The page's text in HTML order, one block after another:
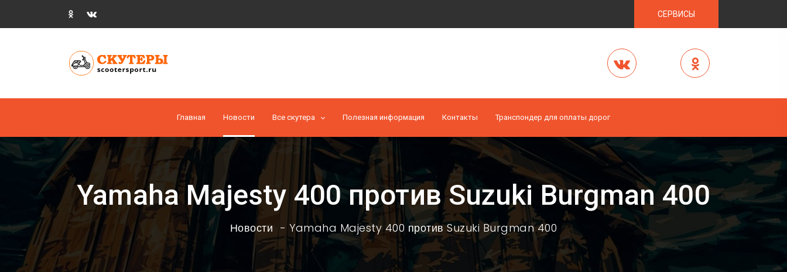
СЕРВИСЫ
Главная Новости Все скутера Полезная информация Контакты Транспондер для оплаты дорог
Yamaha Majesty 400 против Suzuki Burgman 400
Новости Yamaha Majesty 400 против Suzuki Burgman 400